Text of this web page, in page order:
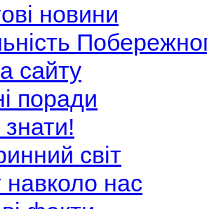
новини
сайту
поради
знати!
світ
навколо нас